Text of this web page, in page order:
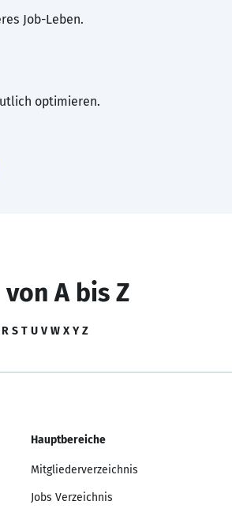
Job-Leben.
optimieren.
A bis Z
R S T U V W X Y Z
Hauptbereiche
Mitgliederverzeichnis
Jobs Verzeichnis